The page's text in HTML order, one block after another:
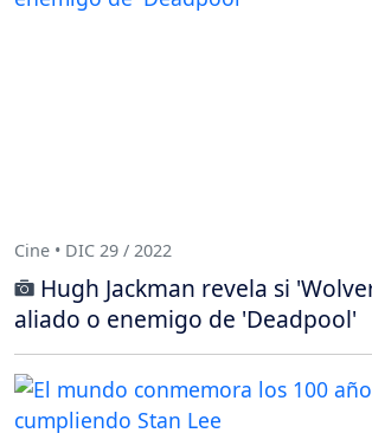
Cine • DIC 29 / 2022
Hugh Jackman revela si
aliado o enemigo de 'Deadpool'